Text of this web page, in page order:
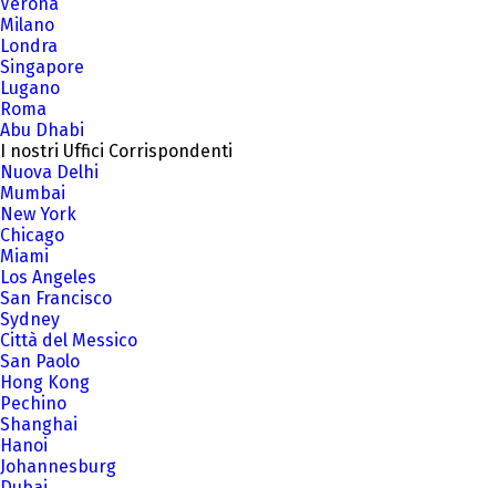
Milano
Londra
Singapore
Lugano
Roma
Abu Dhabi
I nostri Uffici Corrispondenti
Nuova Delhi
Mumbai
New York
Chicago
Miami
Los Angeles
San Francisco
Sydney
Città del Messico
San Paolo
Hong Kong
Pechino
Shanghai
Hanoi
Johannesburg